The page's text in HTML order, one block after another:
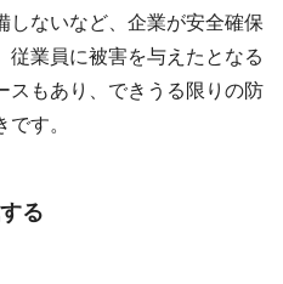
しないなど、企業が安全確保
従業員に被害を与えたとなる
スもあり、できうる限りの防
す。
る